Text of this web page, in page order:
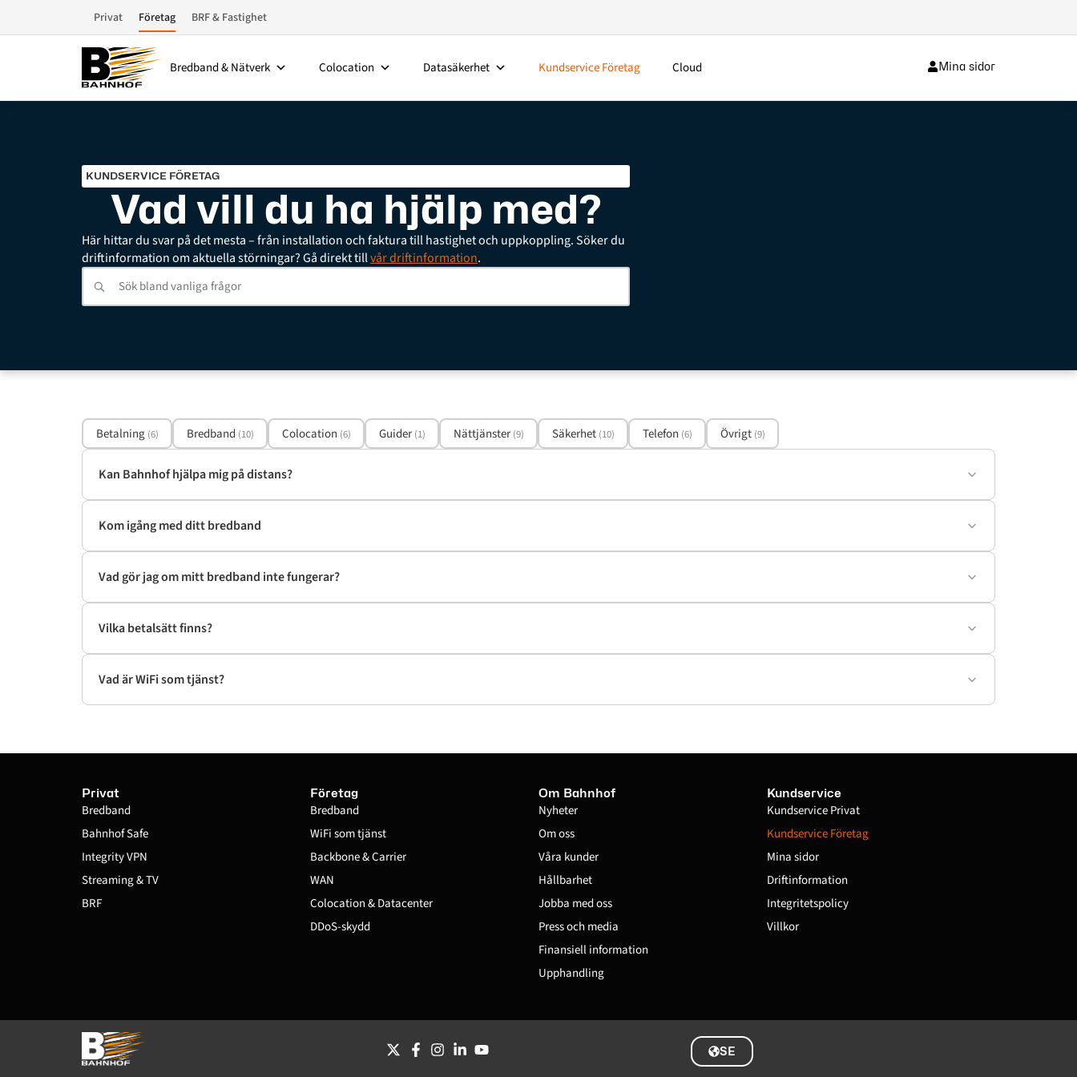
Privat Företag BRF & Fastighet
Bredband & Nätverk Colocation Datasäkerhet Kundservice Företag Cloud Mina sidor
KUNDSERVICE FÖRETAG
Vad vill du ha hjälp med?
Här hittar du svar på det mesta – från installation och faktura till hastighet och uppkoppling. Söker du
driftinformation om aktuella störningar? Gå direkt tillvår driftinformation.
Privat
Bredband
Bahnhof Safe
Integrity VPN
Streaming & TV
BRF
Företag
Bredband
WiFi som tjänst
Backbone & Carrier
WAN
Colocation & Datacenter
DDoS-skydd
Om Bahnhof
Nyheter
Om oss
Våra kunder
Hållbarhet
Jobba med oss
Press och media
Finansiell information
Upphandling
Kundservice
Kundservice Privat
Kundservice Företag
Mina sidor
Driftinformation
Integritetspolicy
Villkor
SE